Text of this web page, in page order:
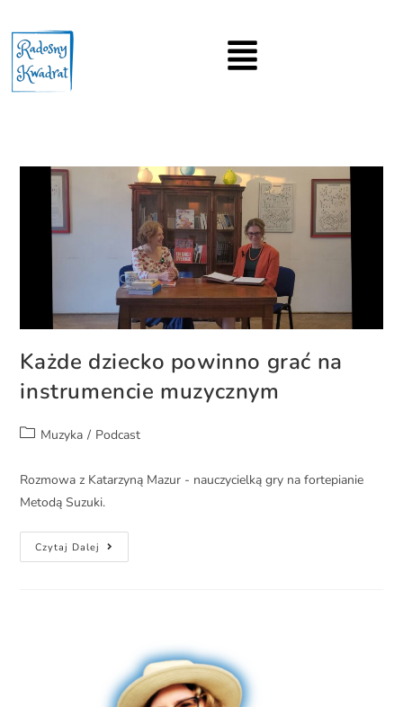
Każde dziecko powinno grać na
instrumencie muzycznym
Muzyka / Podcast
Rozmowa z Katarzyną Mazur - nauczycielką gry na fortepianie
Metodą Suzuki.
Czytaj Dalej